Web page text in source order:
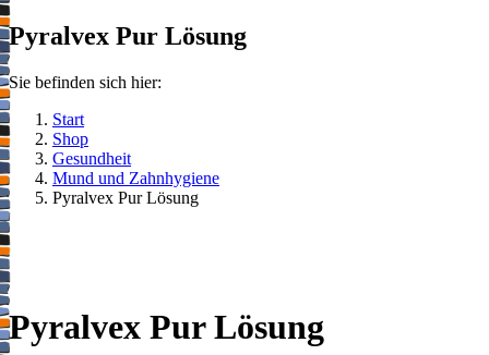
Pyralvex Pur Lösung
Sie befinden sich hier:
Start
Shop
Gesundheit
Mund und Zahnhygiene
Pyralvex Pur Lösung
Pyralvex Pur Lösung